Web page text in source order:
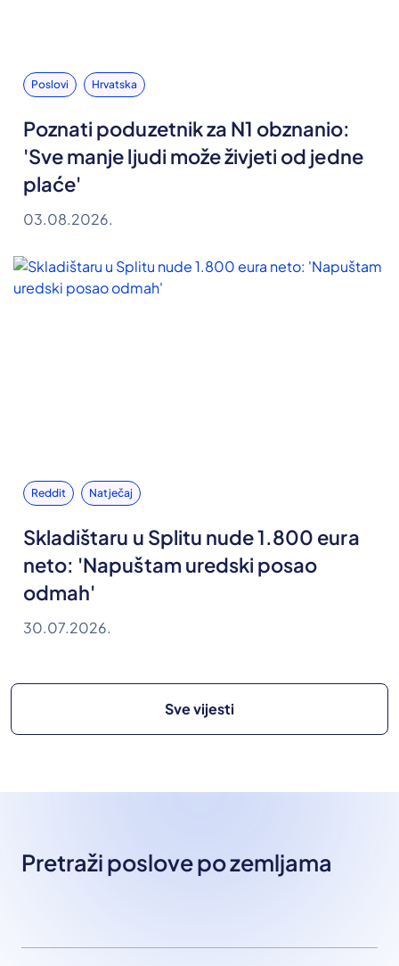
Poslovi Hrvatska
Poznati poduzetnik za N1 obznanio:
'Sve manje ljudi može živjeti od jedne
plaće'
03.08.2026.
Reddit Natječaj
Skladištaru u Splitu nude 1.800 eura
neto: 'Napuštam uredski posao
odmah'
30.07.2026.
Sve vijesti
Pretraži poslove po zemljama